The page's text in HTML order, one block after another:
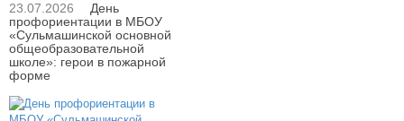
23.07.2026
День
профориентации в МБОУ
«Сульмашинской основной
общеобразовательной
школе»: герои в пожарной
форме